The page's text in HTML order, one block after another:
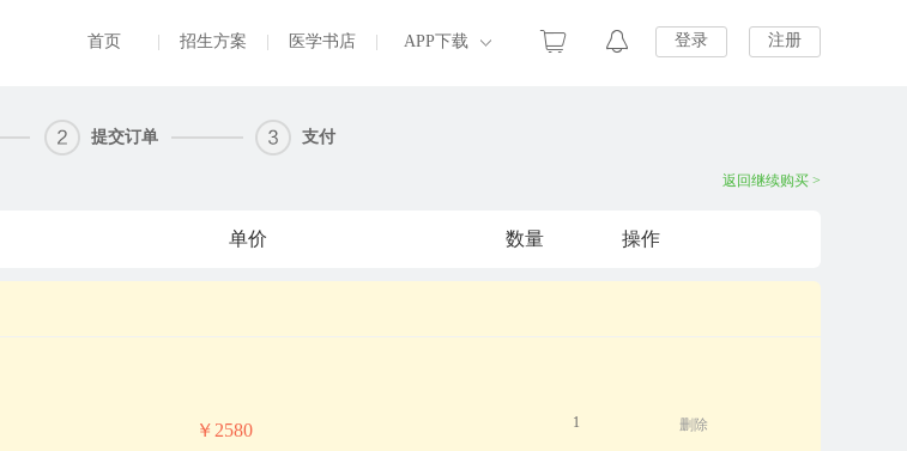
登录 注册
首页 招生方案 医学书店 APP下载
提交订单 支付
返回继续购买 >
单价 数量 操作
￥2580 1 删除